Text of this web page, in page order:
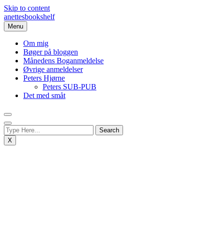
Skip to content
anettesbookshelf
Menu
Om mig
Bøger på bloggen
Månedens Boganmeldelse
Øvrige anmeldelser
Peters Hjørne
Peters SUB-PUB
Det med småt
X